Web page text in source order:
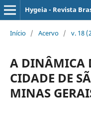
Hygeia - Revista
Início / Acervo / v. 18
A DINÂMICA
CIDADE DE
MINAS